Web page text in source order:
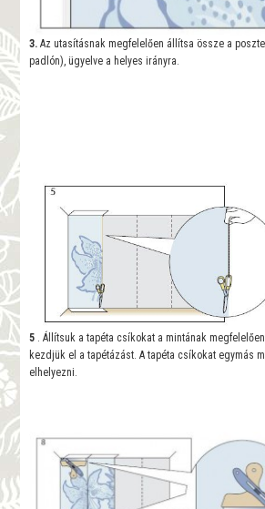
3. Az utasításnak megfelelően állítsa össze a
padlón), ügyelve a helyes irányra.
5 . Állítsuk a tapéta csíkokat a mintának
kezdjük el a tapétázást. A tapéta csíkokat egymás
elhelyezni.